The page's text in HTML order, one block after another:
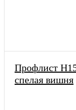
Профлист
спелая вишня